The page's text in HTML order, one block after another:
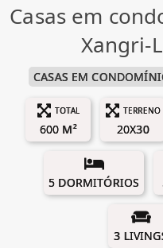
Casas em
Xangri-
CASAS EM
TOTAL
600 M²
TERRENO
20X30
5 DORMITÓRIOS
3